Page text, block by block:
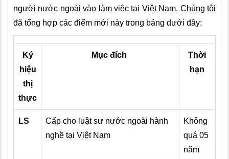
người nước ngoài vào làm việc tại Việt Nam. Chúng tôi
đã tổng hợp các điểm mới này trong bảng dưới đây:
Ký
hiệu
thị
thực
Mục đích
Thời
hạn
LS
Cấp cho luật sư nước ngoài hành
nghề tại Việt Nam
Không
quá 05
năm